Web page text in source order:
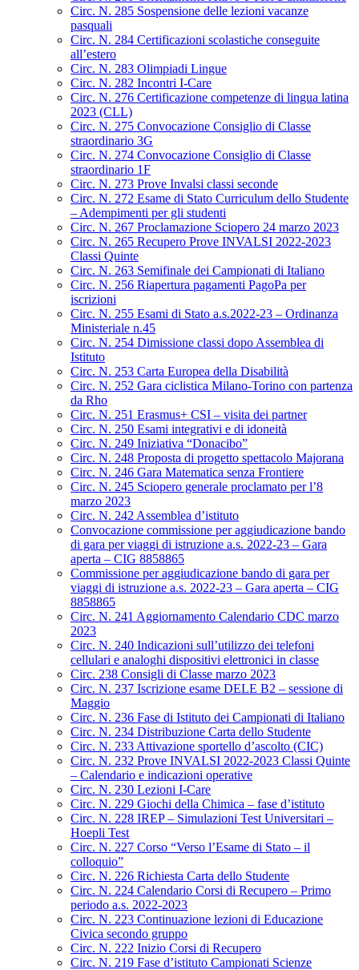
Circ. N. 285 Sospensione delle lezioni vacanze
pasquali
Circ. N. 284 Certificazioni scolastiche conseguite
all’estero
Circ. N. 283 Olimpiadi Lingue
Circ. N. 282 Incontri I-Care
Circ. N. 276 Certificazione competenze di lingua latina
2023 (CLL)
Circ. N. 275 Convocazione Consiglio di Classe
straordinario 3G
Circ. N. 274 Convocazione Consiglio di Classe
straordinario 1F
Circ. N. 273 Prove Invalsi classi seconde
Circ. N. 272 Esame di Stato Curriculum dello Studente
– Adempimenti per gli studenti
Circ. N. 267 Proclamazione Sciopero 24 marzo 2023
Circ. N. 265 Recupero Prove INVALSI 2022-2023
Classi Quinte
Circ. N. 263 Semifinale dei Campionati di Italiano
Circ. N. 256 Riapertura pagamenti PagoPa per
iscrizioni
Circ. N. 255 Esami di Stato a.s.2022-23 – Ordinanza
Ministeriale n.45
Circ. N. 254 Dimissione classi dopo Assemblea di
Istituto
Circ. N. 253 Carta Europea della Disabilità
Circ. N. 252 Gara ciclistica Milano-Torino con partenza
da Rho
Circ. N. 251 Erasmus+ CSI – visita dei partner
Circ. N. 250 Esami integrativi e di idoneità
Circ. N. 249 Iniziativa “Donacibo”
Circ. N. 248 Proposta di progetto spettacolo Majorana
Circ. N. 246 Gara Matematica senza Frontiere
Circ. N. 245 Sciopero generale proclamato per l’8
marzo 2023
Circ. N. 242 Assemblea d’istituto
Convocazione commissione per aggiudicazione bando
di gara per viaggi di istruzione a.s. 2022-23 – Gara
aperta – CIG 8858865
Commissione per aggiudicazione bando di gara per
viaggi di istruzione a.s. 2022-23 – Gara aperta – CIG
8858865
Circ. N. 241 Aggiornamento Calendario CDC marzo
2023
Circ. N. 240 Indicazioni sull’utilizzo dei telefoni
cellulari e analoghi dispositivi elettronici in classe
Circ. 238 Consigli di Classe marzo 2023
Circ. N. 237 Iscrizione esame DELE B2 – sessione di
Maggio
Circ. N. 236 Fase di Istituto dei Campionati di Italiano
Circ. N. 234 Distribuzione Carta dello Studente
Circ. N. 233 Attivazione sportello d’ascolto (CIC)
Circ. N. 232 Prove INVALSI 2022-2023 Classi Quinte
– Calendario e indicazioni operative
Circ. N. 230 Lezioni I-Care
Circ. N. 229 Giochi della Chimica – fase d’istituto
Circ. N. 228 IREP – Simulazioni Test Universitari –
Hoepli Test
Circ. N. 227 Corso “Verso l’Esame di Stato – il
colloquio”
Circ. N. 226 Richiesta Carta dello Studente
Circ. N. 224 Calendario Corsi di Recupero – Primo
periodo a.s. 2022-2023
Circ. N. 223 Continuazione lezioni di Educazione
Civica secondo gruppo
Circ. N. 222 Inizio Corsi di Recupero
Circ. N. 219 Fase d’istituto Campionati Scienze